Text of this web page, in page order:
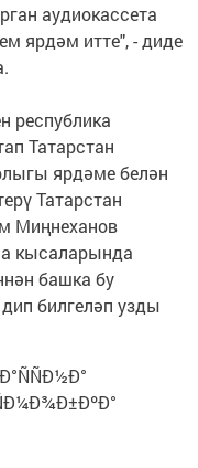
аудиокассета
ярдәм итте", - диде
республика
Татарстан
ярдәме белән
Татарстан
Миңнеханов
кысаларында
башка бу
билгеләп узды